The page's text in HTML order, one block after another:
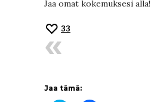
Jaa omat kokemuksesi alla!
33
Jaa tämä: